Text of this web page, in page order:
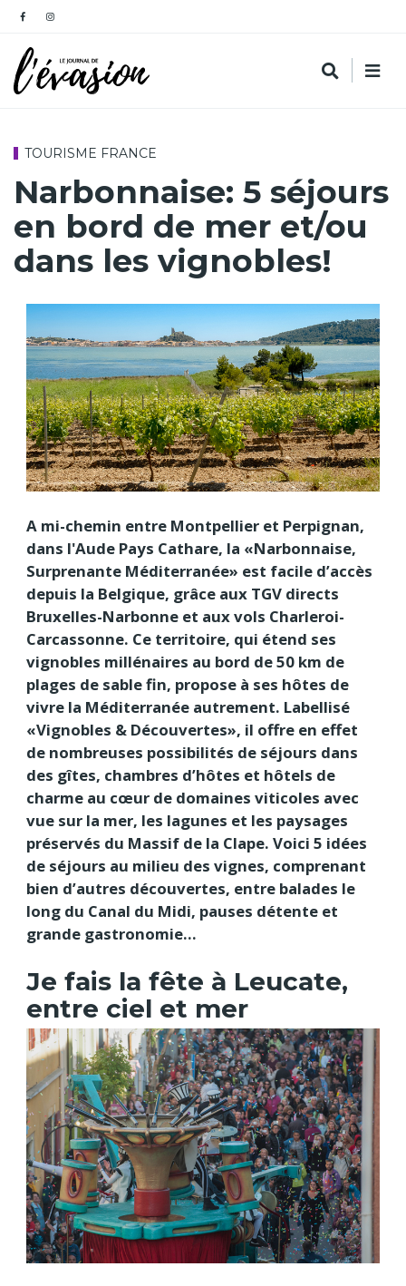
TOURISME FRANCE
Narbonnaise: 5 séjours
en bord de mer et/ou
dans les vignobles!
A mi-chemin entre Montpellier et Perpignan,
dans l'Aude Pays Cathare, la «Narbonnaise,
Surprenante Méditerranée» est facile d’accès
depuis la Belgique, grâce aux TGV directs
Bruxelles-Narbonne et aux vols Charleroi-
Carcassonne. Ce territoire, qui étend ses
vignobles millénaires au bord de 50 km de
plages de sable fin, propose à ses hôtes de
vivre la Méditerranée autrement. Labellisé
«Vignobles & Découvertes», il offre en effet
de nombreuses possibilités de séjours dans
des gîtes, chambres d’hôtes et hôtels de
charme au cœur de domaines viticoles avec
vue sur la mer, les lagunes et les paysages
préservés du Massif de la Clape. Voici 5 idées
de séjours au milieu des vignes, comprenant
bien d’autres découvertes, entre balades le
long du Canal du Midi, pauses détente et
grande gastronomie…
Je fais la fête à Leucate,
entre ciel et mer